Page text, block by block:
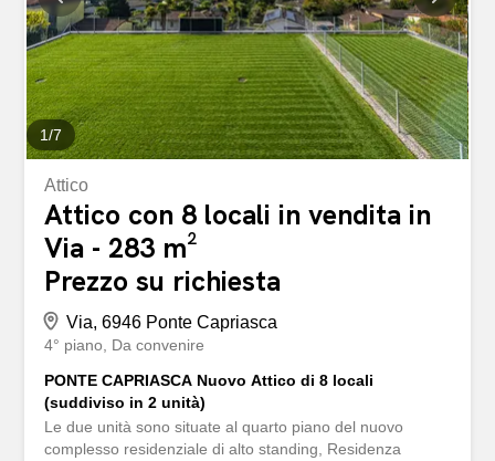
1/7
Attico
Attico con 8 locali in vendita in
Via - 283 m²
Prezzo su richiesta
Via, 6946 Ponte Capriasca
4° piano
Da convenire
PONTE CAPRIASCA Nuovo Attico di 8 locali
(suddiviso in 2 unità)
Le due unità sono situate al quarto piano del nuovo
complesso residenziale di alto standing, Residenza